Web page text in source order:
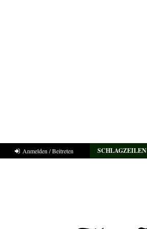
Anmelden / Beitreten SCHLAGZEILEN
kein Ende